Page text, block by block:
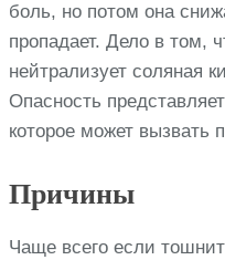
боль, но потом она
пропадает. Дело в том,
нейтрализует соляная
Опасность
которое может вызвать
Причины
Чаще всего если